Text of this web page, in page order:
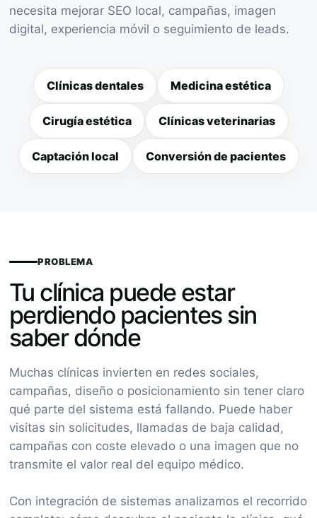
necesita mejorar SEO local, campañas, imagen
digital, experiencia móvil o seguimiento de leads.
Clínicas dentales Medicina estética
Cirugía estética Clínicas veterinarias
Captación local Conversión de pacientes
PROBLEMA
Tu clínica puede estar
perdiendo pacientes sin
saber dónde
Muchas clínicas invierten en redes sociales,
campañas, diseño o posicionamiento sin tener claro
qué parte del sistema está fallando. Puede haber
visitas sin solicitudes, llamadas de baja calidad,
campañas con coste elevado o una imagen que no
transmite el valor real del equipo médico.
Con integración de sistemas analizamos el recorrido